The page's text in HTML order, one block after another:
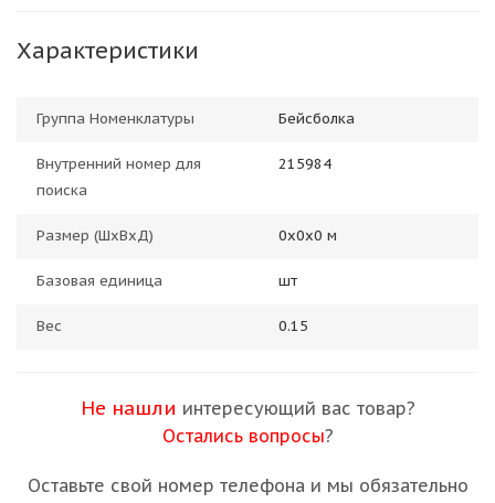
Характеристики
Группа Номенклатуры Бейсболка
Внутренний номер для
поиска
215984
Размер (ШхВхД) 0х0х0 м
Базовая единица шт
Вес 0.15
Не нашли интересующий вас товар?
Остались вопросы?
Оставьте свой номер телефона и мы обязательно